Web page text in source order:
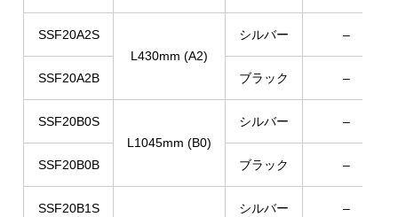
SSF20A2S
L430mm (A2)
シルバー –
SSF20A2B ブラック –
SSF20B0S
L1045mm (B0)
シルバー –
SSF20B0B ブラック –
SSF20B1S
シルバー –